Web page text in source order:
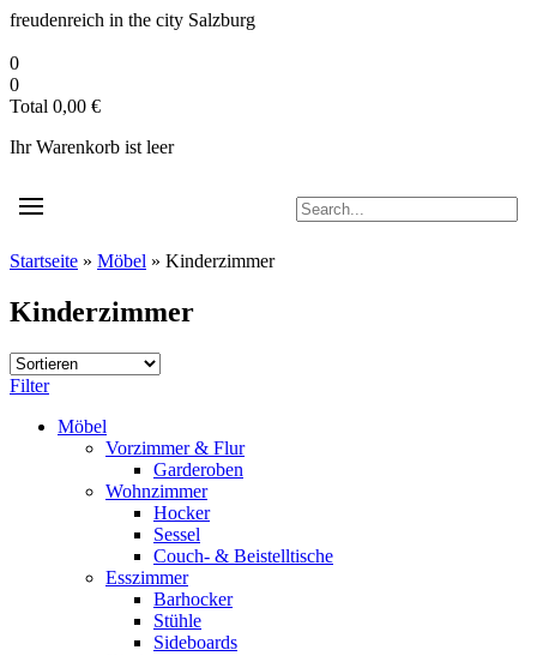
Zum
springen
freudenreich in the city Salzburg
0
0
Total 0,00 €
Ihr Warenkorb ist leer
Startseite » Möbel » Kinderzimmer
Kinderzimmer
Filter
Möbel
Vorzimmer & Flur
Garderoben
Wohnzimmer
Hocker
Sessel
Couch- & Beistelltische
Esszimmer
Barhocker
Stühle
Sideboards